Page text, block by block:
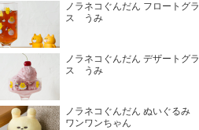
ノラネコぐんだん フロートグラ
ス うみ
ノラネコぐんだん デザートグラ
ス うみ
ノラネコぐんだん ぬいぐるみ
ワンワンちゃん